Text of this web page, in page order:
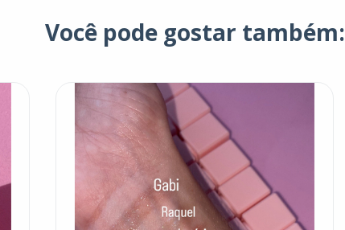
Você pode gostar também: